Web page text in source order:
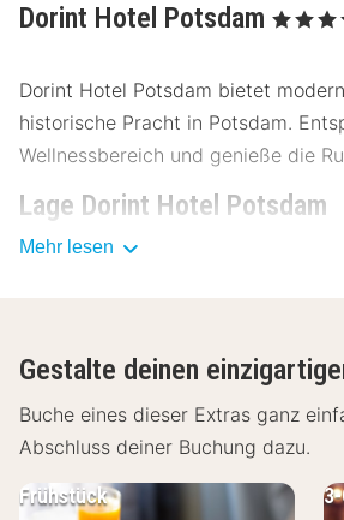
Dorint Hotel Potsdam , 4 Sterne
Dorint Hotel Potsdam bietet
historische Pracht in Potsdam.
Wellnessbereich und genieße die
Lage Dorint Hotel Potsdam
Das Dorint Hotel Potsdam liegt
Neues Palais – 1.5km
Potsdamer Brandenburger Tor
Filmpark Babelsberg – 5km
Mehr lesen
Gestalte deinen
Buche eines dieser Extras ganz
Abschluss deiner Buchung dazu.
Frühstück